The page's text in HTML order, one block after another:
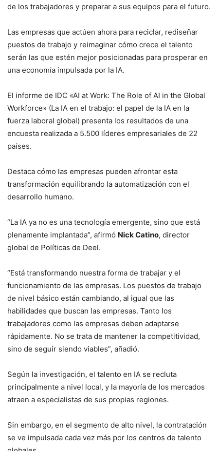
de los trabajadores y preparar a sus equipos para el futuro.
Las empresas que actúen ahora para reciclar, rediseñar
puestos de trabajo y reimaginar cómo crece el talento
serán las que estén mejor posicionadas para prosperar en
una economía impulsada por la IA.
El informe de IDC «AI at Work: The Role of AI in the Global
Workforce» (La IA en el trabajo: el papel de la IA en la
fuerza laboral global) presenta los resultados de una
encuesta realizada a 5.500 líderes empresariales de 22
países.
Destaca cómo las empresas pueden afrontar esta
transformación equilibrando la automatización con el
desarrollo humano.
“La IA ya no es una tecnología emergente, sino que está
plenamente implantada”, afirmó Nick Catino, director
global de Políticas de Deel.
“Está transformando nuestra forma de trabajar y el
funcionamiento de las empresas. Los puestos de trabajo
de nivel básico están cambiando, al igual que las
habilidades que buscan las empresas. Tanto los
trabajadores como las empresas deben adaptarse
rápidamente. No se trata de mantener la competitividad,
sino de seguir siendo viables”, añadió.
Según la investigación, el talento en IA se recluta
principalmente a nivel local, y la mayoría de los mercados
atraen a especialistas de sus propias regiones.
Sin embargo, en el segmento de alto nivel, la contratación
se ve impulsada cada vez más por los centros de talento